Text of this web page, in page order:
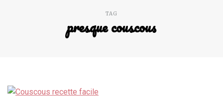
TAG
presque couscous